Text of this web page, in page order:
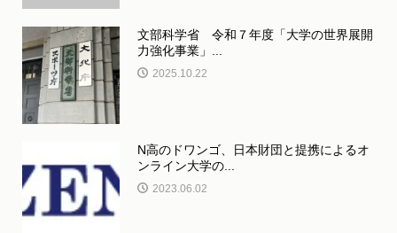
文部科学省 令和７年度「大学の世界展開
力強化事業」...
2025.10.22
N高のドワンゴ、日本財団と提携によるオ
ンライン大学の...
2023.06.02